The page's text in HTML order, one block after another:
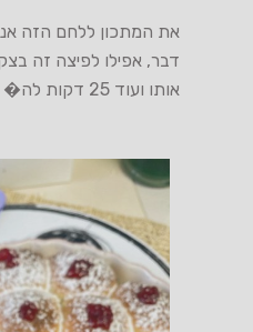
את המתכון ללחם הזה
דבר, אפילו לפיצה זה
אותו ועוד 25 דקות לה�